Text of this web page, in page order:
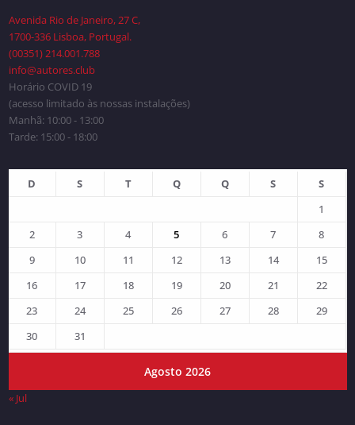
Avenida Rio de Janeiro, 27 C,
1700-336 Lisboa, Portugal.
(00351) 214.001.788
info@autores.club
Horário COVID 19
(acesso limitado às nossas instalações)
Manhã: 10:00 - 13:00
Tarde: 15:00 - 18:00
Agosto 2026
D S T Q Q S
S
1
2
3 4 5 6 7
8
9
10 11 12 13 14
15
16
17 18 19 20 21
22
23
24 25 26 27 28
29
30
31
« Jul